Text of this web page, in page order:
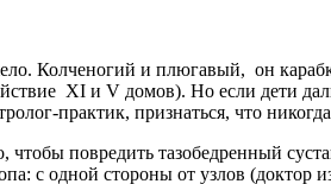
Колченогий и плюгавый, он
XI и V домов). Но если дети
практик, признаться, что
чтобы повредить тазобедренный
с одной стороны от узлов (доктор